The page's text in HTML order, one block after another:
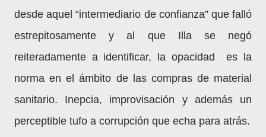
desde aquel “intermediario de confianza” que falló
estrepitosamente y al que Illa se negó
reiteradamente a identificar, la opacidad es la
norma en el ámbito de las compras de material
sanitario. Inepcia, improvisación y además un
perceptible tufo a corrupción que echa para atrás.